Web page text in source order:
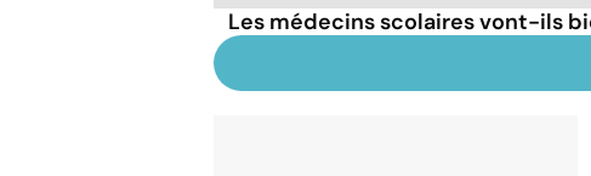
Les médecins scolaires vont-ils